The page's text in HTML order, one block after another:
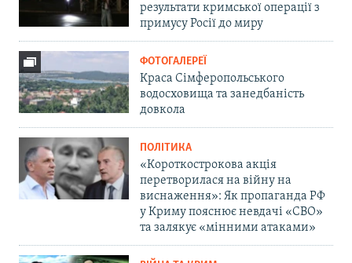
результати кримської операції з
примусу Росії до миру
ФОТОГАЛЕРЕЇ
Краса Сімферопольського
водосховища та занедбаність
довкола
ПОЛІТИКА
«Короткострокова акція
перетворилася на війну на
виснаження»: Як пропаганда РФ
у Криму пояснює невдачі «СВО»
та залякує «мінними атаками»